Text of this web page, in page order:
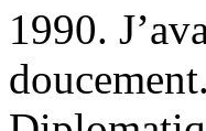
1990.